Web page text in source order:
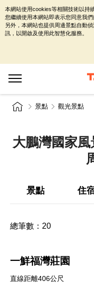
景點 觀光景點
大鵬灣國家
景點 住
總筆數： 20
一鮮福灣莊園
直線距離406公尺
本網站使用cookies等相關技術以持
您繼續使用本網站即表示您同意我們
另外，本網站也提供周邊景點自動
訊，以開啟及使用此智慧化服務。